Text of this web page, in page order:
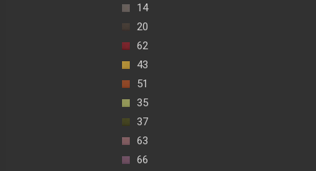
14
20
62
43
51
35
37
63
66